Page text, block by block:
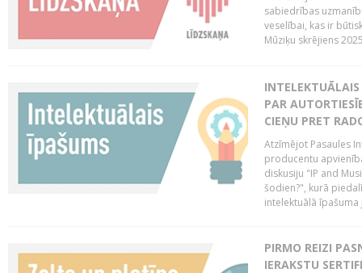
sabiedrības
veselībai, kas ir
Mūziķu skrējiens
PAR
CIEŅU PRET
Atzīmējot Pasaules
producentu
diskusiju "IP and
šodien?", kurā
intelektuālā
PIRMO REIZI
IERAKSTU